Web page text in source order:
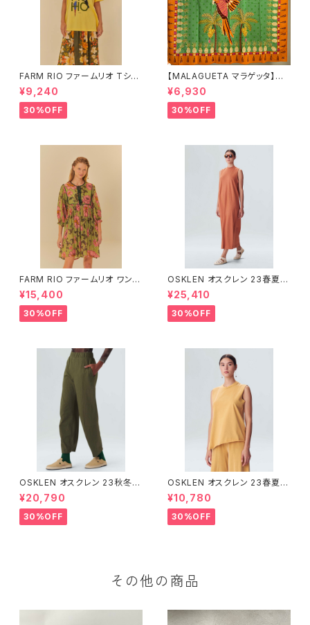
FARM RIO ファームリオ Tシャ
ツ HOHOHO
¥9,240
30%OFF
【MALAGUETA マラゲッタ】カ
ンガ TROPICAL
¥6,930
30%OFF
FARM RIO ファームリオ ワンピ
ース Aurora Floral
¥15,400
30%OFF
OSKLEN オスクレン 23春夏
ワンピース 1088-67330
¥25,410
30%OFF
OSKLEN オスクレン 23秋冬
ボトムス 1041-66127
¥20,790
30%OFF
OSKLEN オスクレン 23春夏 ト
ップス 1027-67292
¥10,780
30%OFF
その他の商品